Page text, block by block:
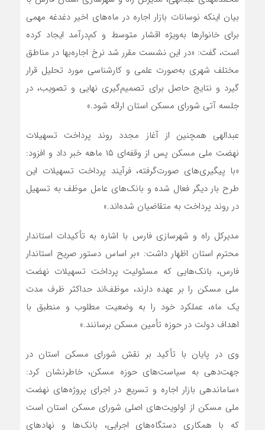
بیان اینکه نوسانات بازار اجاره در ماه‌های اخیر دغدغه مهمی
برای خانوارها به‌ویژه اقشار متوسط و کم‌درآمد ایجاد کرده
است، گفت: «در این نشست مقرر شد نرخ اجاره‌بها در مناطق
مختلف شهری به‌صورت علمی و کارشناسی مورد تحلیل قرار
گیرد و نتایج حاصل برای تصمیم‌گیری نهایی و تصویب، در
جلسه آتی شورای مسکن استان ارائه شود.»
عبدالهی همچنین از آغاز مجدد روند پرداخت تسهیلات
نهضت ملی مسکن پس از وقفه‌ای ۱۵ ماهه خبر داد و افزود:
«با پیگیری‌های صورت‌گرفته، فرآیند پرداخت تسهیلات این
طرح بار دیگر فعال شده و بانک‌های عامل موظف به تسهیل
در روند پرداخت به متقاضیان شده‌اند.»
مدیرکل راه و شهرسازی فارس با اشاره به تأکیدات استاندار
محترم استان اظهار داشت: «بر اساس دستور صریح استاندار
فارس، بانک‌هایی که مسئولیت پرداخت تسهیلات نهضت
ملی مسکن را بر عهده دارند، موظف‌اند حداکثر ظرف مدت
یک ماه، عملکرد خود را به وضعیت مطلوب و منطبق با
اهداف دولت در حوزه تأمین مسکن برسانند.»
وی در پایان با تأکید بر نقش شورای مسکن استان در
جهت‌دهی به سیاست‌های حوزه مسکن، خاطرنشان کرد:
«ساماندهی بازار اجاره و تسریع در اجرای پروژه‌های نهضت
ملی مسکن از اولویت‌های اصلی شورای مسکن استان است
که با همکاری دستگاه‌های اجرایی، بانک‌ها و نهادهای